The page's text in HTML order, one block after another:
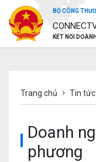
BỘ CÔNG
KẾT NỐI
Trang chủ Tin tức
Doanh
phương